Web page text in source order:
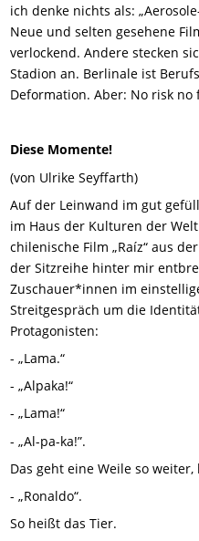
ich denke nichts als:
Neue und selten gesehene
verlockend. Andere stecken
Stadion an. Berlinale ist
Deformation. Aber: No risk no
Diese Momente!
(von Ulrike Seyffarth)
Auf der Leinwand im gut
im Haus der Kulturen der
chilenische Film „Raíz“ aus
der Sitzreihe hinter mir
Zuschauer*innen im
Streitgespräch um die
Protagonisten:
- „Lama.“
- „Alpaka!“
- „Lama!“
- „Al-pa-ka!”.
Das geht eine Weile so
- „Ronaldo“.
So heißt das Tier.